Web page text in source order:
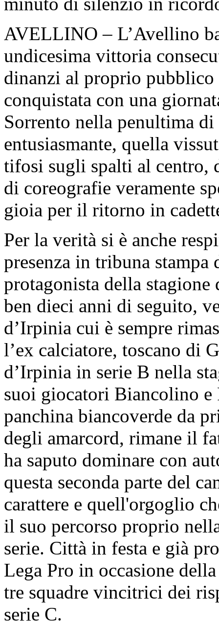
AVELLINO – L’Avellino
undicesima vittoria
dinanzi al proprio
conquistata con una
Sorrento nella penultima di
entusiasmante, quella
tifosi sugli spalti al centro,
di coreografie veramente
gioia per il ritorno in
Per la verità si è anche
presenza in tribuna
protagonista della
ben dieci anni di seguito,
d’Irpinia cui è sempre
l’ex calciatore, toscano di
d’Irpinia in serie B nella
suoi giocatori Biancolino
panchina biancoverde da
degli amarcord, rimane il
ha saputo dominare con
questa seconda parte del
carattere e quell'orgoglio
il suo percorso proprio
serie. Città in festa e già
Lega Pro in occasione
tre squadre vincitrici dei
serie C.